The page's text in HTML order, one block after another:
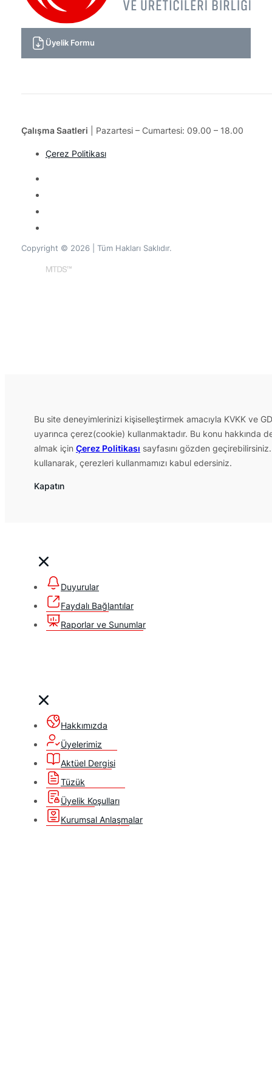
Üyelik Formu
Çalışma Saatleri | Pazartesi – Cumartesi: 09.00 – 18.00
Çerez Politikası
Copyright © 2026 | Tüm Hakları Saklıdır.
Bu site deneyimlerinizi kişiselleştirmek amacıyla KVKK ve
uyarınca çerez(cookie) kullanmaktadır. Bu konu hakkında
almak için Çerez Politikası sayfasını gözden
kullanarak, çerezleri kullanmamızı kabul edersiniz.
Kapatın
Duyurular
Faydalı Bağlantılar
Raporlar ve Sunumlar
Hakkımızda
Üyelerimiz
Aktüel Dergisi
Tüzük
Üyelik Koşulları
Kurumsal Anlaşmalar